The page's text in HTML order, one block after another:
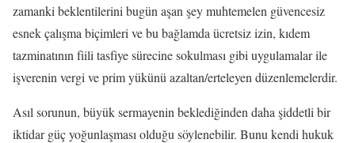
zamanki beklentilerini bugün aşan şey muhtemelen güvencesiz
esnek çalışma biçimleri ve bu bağlamda ücretsiz izin, kıdem
tazminatının fiili tasfiye sürecine sokulması gibi uygulamalar ile
işverenin vergi ve prim yükünü azaltan/erteleyen düzenlemelerdir.
Asıl sorunun, büyük sermayenin beklediğinden daha şiddetli bir
iktidar güç yoğunlaşması olduğu söylenebilir. Bunu kendi hukuk